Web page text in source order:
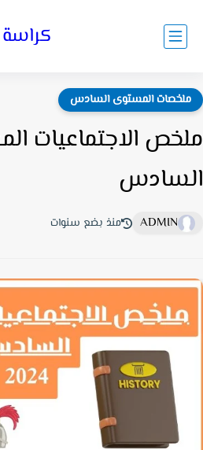
كراسة
المستوى السادس
الاجتماعيات
ADMIN منذ بضع سنوات